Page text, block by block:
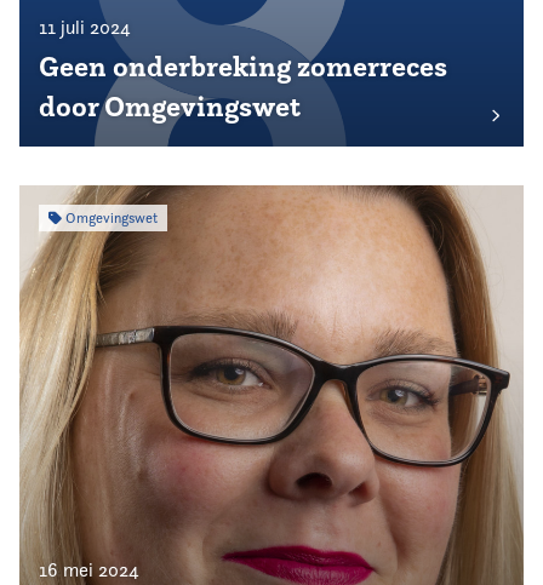
11 juli 2024
Geen onderbreking zomerreces
door Omgevingswet
Omgevingswet
16 mei 2024